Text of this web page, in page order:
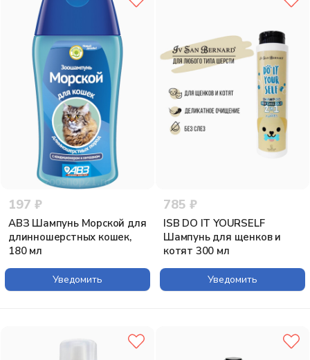
197 ₽
АВЗ Шампунь Морской для
длинношерстных кошек,
180 мл
Уведомить
785 ₽
ISB DO IT YOURSELF
Шампунь для щенков и
котят 300 мл
Уведомить